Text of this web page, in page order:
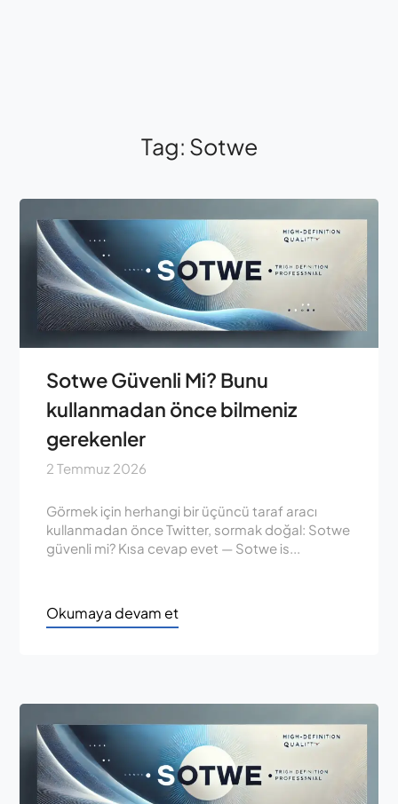
Tag: Sotwe
Sotwe Güvenli Mi? Bunu
kullanmadan önce bilmeniz
gerekenler
2 Temmuz 2026
Görmek için herhangi bir üçüncü taraf aracı
kullanmadan önce Twitter, sormak doğal: Sotwe
güvenli mi? Kısa cevap evet — Sotwe is...
Okumaya devam et